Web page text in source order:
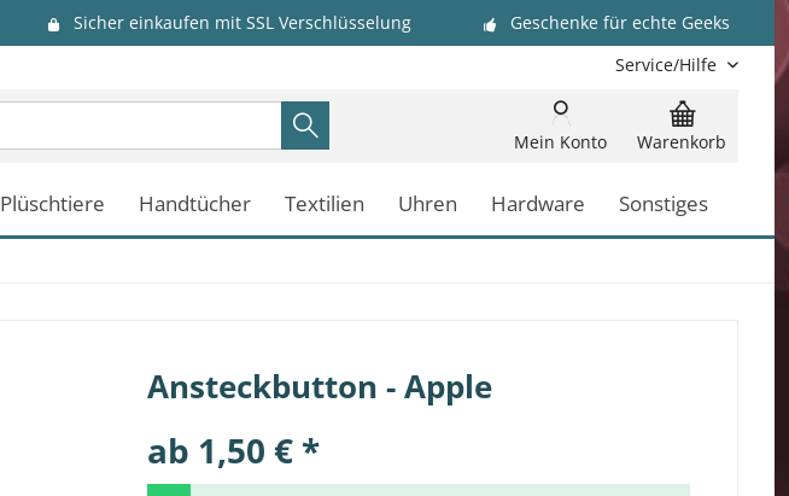
Sicher einkaufen mit SSL Verschlüsselung
Geschenke für echte Geeks
Service/Hilfe
Warenkorb
Mein Konto
Plüschtiere Handtücher Textilien Uhren Hardware Sonstiges
Ansteckbutton - Apple
ab 1,50 € *